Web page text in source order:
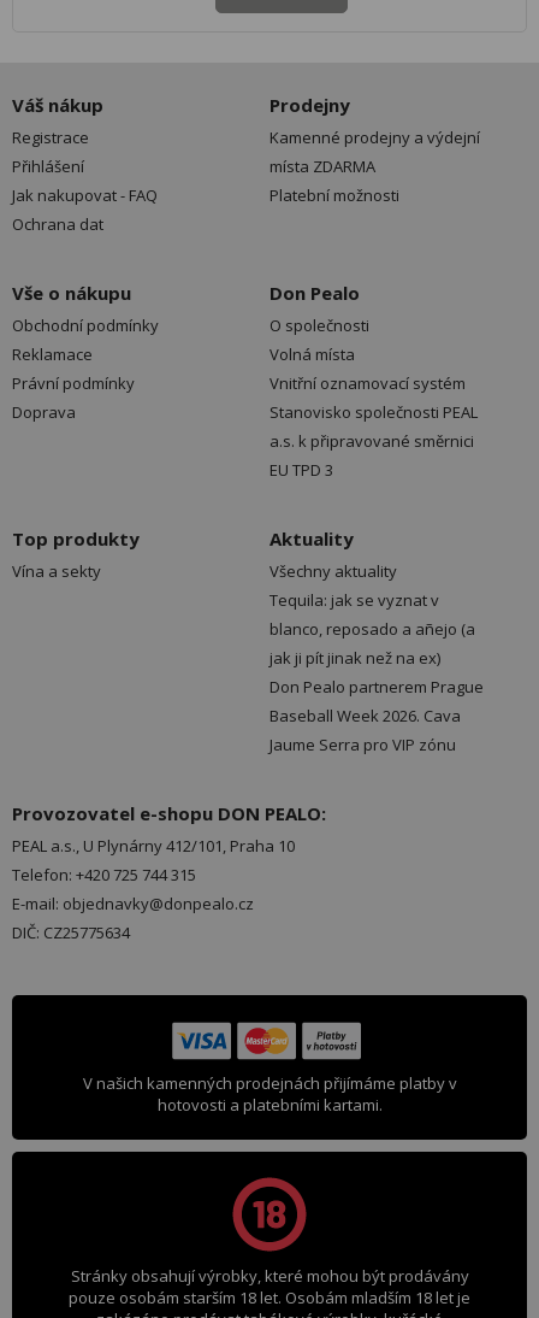
Váš nákup
Registrace
Přihlášení
Jak nakupovat - FAQ
Ochrana dat
Prodejny
Kamenné prodejny a výdejní
místa ZDARMA
Platební možnosti
Vše o nákupu
Obchodní podmínky
Reklamace
Právní podmínky
Doprava
Don Pealo
O společnosti
Volná místa
Vnitřní oznamovací systém
Stanovisko společnosti PEAL
a.s. k připravované směrnici
EU TPD 3
Top produkty
Vína a sekty
Aktuality
Všechny aktuality
Tequila: jak se vyznat v
blanco, reposado a añejo (a
jak ji pít jinak než na ex)
Don Pealo partnerem Prague
Baseball Week 2026. Cava
Jaume Serra pro VIP zónu
Provozovatel e-shopu DON PEALO:
PEAL a.s., U Plynárny 412/101, Praha 10
Telefon: +420 725 744 315
E-mail: objednavky@donpealo.cz
DIČ: CZ25775634
V našich kamenných prodejnách přijímáme platby v
hotovosti a platebními kartami.
Stránky obsahují výrobky, které mohou být prodávány
pouze osobám starším 18 let. Osobám mladším 18 let je